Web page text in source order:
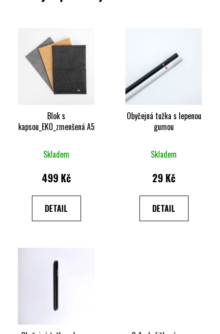
Blok s
kapsou_EKO_zmenšená A5
Skladem
499 Kč
DETAIL
Obyčejná tužka s lepenou
gumou
Skladem
29 Kč
DETAIL